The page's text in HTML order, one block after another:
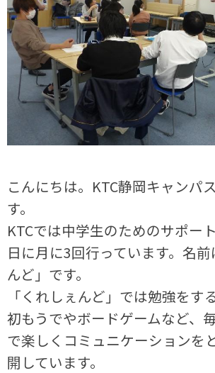
こんにちは。KTC静岡キャンパ
す。
KTCでは中学生のためのサポー
日に月に3回行っています。名前
んど」です。
「くれしぇんど」では勉強をす
初もうでやボードゲームなど、
で楽しくコミュニケーションを
開しています。